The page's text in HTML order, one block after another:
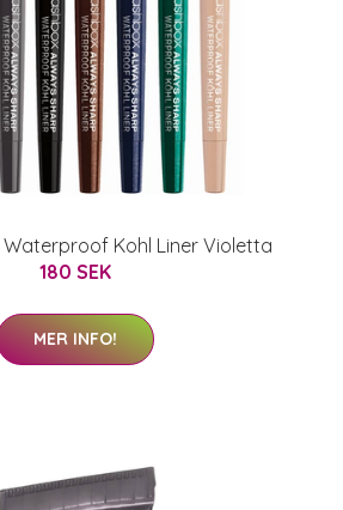
Kohl Liner Violetta
180 SEK
MER INFO!